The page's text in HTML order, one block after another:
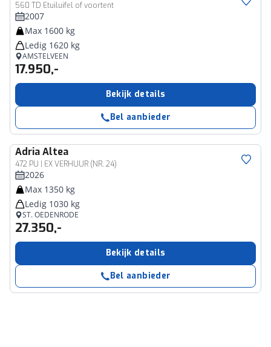
560 TD Etuiluifel of voortent
2007
Max 1600 kg
Ledig 1620 kg
AMSTELVEEN
17.950,-
Bekijk details
Bel aanbieder
AdriaAltea
472 PU | EX VERHUUR (NR. 24)
2026
Max 1350 kg
Ledig 1030 kg
ST. OEDENRODE
27.350,-
Bekijk details
Bel aanbieder